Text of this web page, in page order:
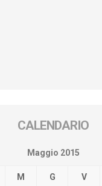
CALENDARIO
Maggio 2015
M G V